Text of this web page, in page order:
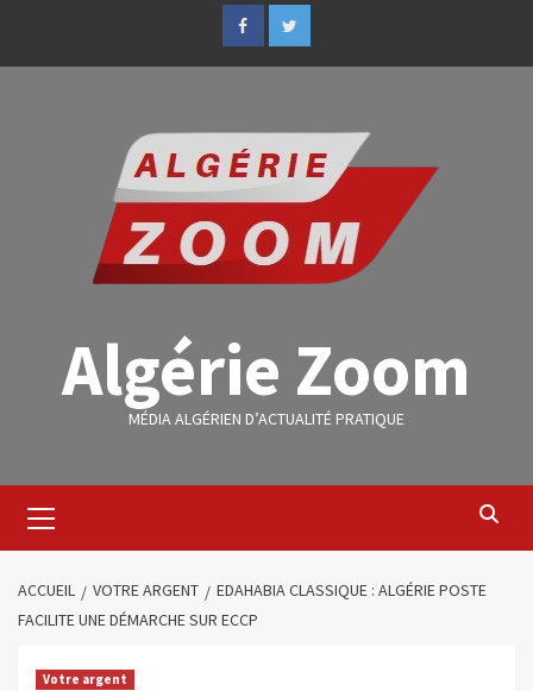
Algérie Zoom
MÉDIA ALGÉRIEN D’ACTUALITÉ PRATIQUE
ACCUEIL VOTRE ARGENT
EDAHABIA CLASSIQUE : ALGÉRIE POSTE
FACILITE UNE DÉMARCHE SUR ECCP
Votre argent